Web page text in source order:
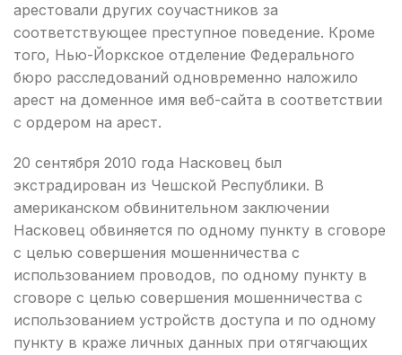
арестовали других соучастников за
соответствующее преступное поведение. Кроме
того, Нью-Йоркское отделение Федерального
бюро расследований одновременно наложило
арест на доменное имя веб-сайта в соответствии
с ордером на арест.
20 сентября 2010 года Насковец был
экстрадирован из Чешской Республики. В
американском обвинительном заключении
Насковец обвиняется по одному пункту в сговоре
с целью совершения мошенничества с
использованием проводов, по одному пункту в
сговоре с целью совершения мошенничества с
использованием устройств доступа и по одному
пункту в краже личных данных при отягчающих